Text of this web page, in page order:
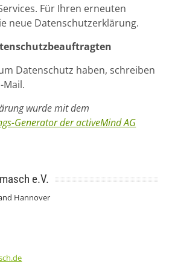
Für Ihren erneuten
neue Datenschutzerklärung.
Datenschutz haben, schreiben
Mail.
wurde mit dem
Generator der activeMind AG
e.V.
Hannover